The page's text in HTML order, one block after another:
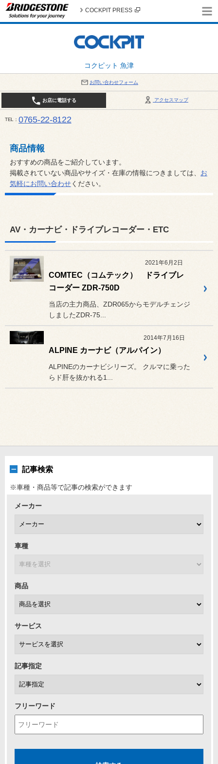
コクピット 魚津
COCKPIT PRESS
お問い合わせフォーム
アクセスマップ
お店に電話する
TEL 0765-22-8122
商品情報
おすすめの商品をご紹介しています。
掲載されていない商品やサイズ・在庫の情報につきましては、 お
気軽にお問い合わせください。
AV・カーナビ・ドライブレコーダー・ETC
2021年6月2日
COMTEC（コムテック） ドライブレ
コーダー ZDR-750D
当店の主力商品、ZDR065からモデルチェンジ
しましたZDR-75...
2014年7月16日
ALPINE カーナビ（アルパイン）
ALPINEのカーナビシリーズ。 クルマに乗った
らド肝を抜かれる1...
記事検索
※車種・商品等で記事の検索ができます
メーカー
車種
商品
サービス
記事指定
フリーワード